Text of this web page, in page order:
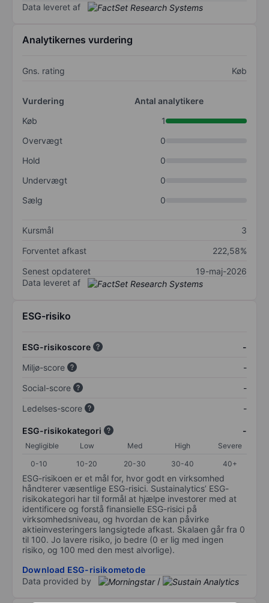
Data leveret af
Analytikernes vurdering
Gns. rating Køb
Vurdering
Antal analytikere
Køb
1
Overvægt
0
Hold
0
Undervægt
0
Sælg
0
Kursmål
3
Forventet afkast
222,58%
Senest opdateret
19-maj-2026
Data leveret af
ESG-risiko
ESG-risikoscore
-
Miljø-score
-
Social-score
-
Ledelses-score
-
ESG-risikokategori -
Negligible Low Med High
Severe
0-10
10-20 20-30 30-40 40+
ESG-risikoen er et mål for, hvor godt en virksomhed
håndterer væsentlige ESG-risici. Sustainalytics’ ESG-
risikokategori har til formål at hjælpe investorer med at
identificere og forstå finansielle ESG-risici på
virksomhedsniveau, og hvordan de kan påvirke
aktieinvesteringers langsigtede afkast. Skalaen går fra 0
til 100. Jo lavere risiko, jo bedre (0 er lig med ingen
risiko, og 100 med den mest alvorlige).
Download ESG-risikometode
Data provided by
/